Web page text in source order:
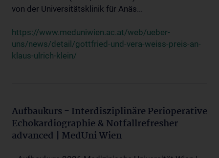
von der Universitätsklinik für Anäs...
https://www.meduniwien.ac.at/web/ueber-
uns/news/detail/gottfried-und-vera-weiss-preis-an-
klaus-ulrich-klein/
Aufbaukurs - Interdisziplinäre Perioperative
Echokardiographie & Notfallrefresher
advanced | MedUni Wien